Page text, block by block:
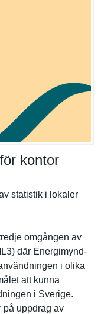
kontor
statistik i lokaler
omgången av
där Energimynd­
i olika
att kunna
i Sverige.
på uppdrag av